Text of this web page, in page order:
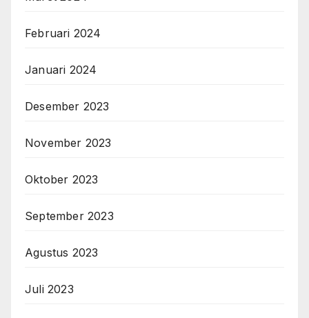
Februari 2024
Januari 2024
Desember 2023
November 2023
Oktober 2023
September 2023
Agustus 2023
Juli 2023